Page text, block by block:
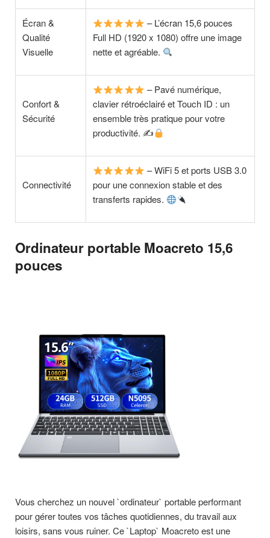
Écran &
Qualité
Visuelle
– L’écran 15,6 pouces
Full HD (1920 x 1080) offre une image
nette et agréable.
Confort &
Sécurité
– Pavé numérique,
clavier rétroéclairé et Touch ID : un
ensemble très pratique pour votre
productivité. ✍
Connectivité
– WiFi 5 et ports USB 3.0
pour une connexion stable et des
transferts rapides.
Ordinateur portable Moacreto 15,6
pouces
Vous cherchez un nouvel `ordinateur` portable performant
pour gérer toutes vos tâches quotidiennes, du travail aux
loisirs, sans vous ruiner. Ce `Laptop` Moacreto est une